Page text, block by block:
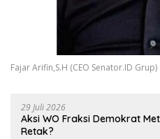
Fajar Arifin,S.H (CEO Senator.ID Grup)
29 Juli 2026
Aksi WO Fraksi Demokrat
Retak?